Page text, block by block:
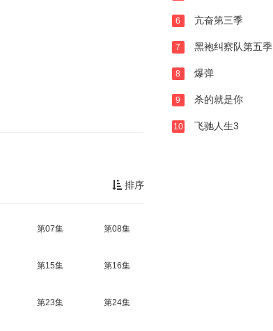
排序
第07集 第08集
第15集 第16集
第23集 第24集
6 亢奋第三季
7 黑袍纠察队第五季
8 爆弹
9 杀的就是你
10 飞驰人生3